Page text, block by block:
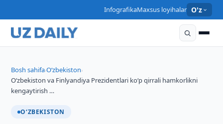
InfografikaMaxsus loyihalar O'z
Bosh sahifa›O‘zbekiston›
O‘zbekiston va Finlyandiya Prezidentlari ko‘p qirrali hamkorlikni
kengaytirish …
O‘ZBEKISTON